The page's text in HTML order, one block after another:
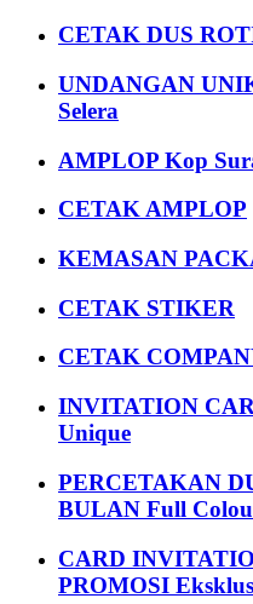
CETAK DUS
UNDANGAN
Selera
AMPLOP Kop
CETAK AMPLOP
KEMASAN
CETAK STIKER
CETAK
INVITATION
Unique
PERCETAKAN
BULAN Full
CARD
PROMOSI